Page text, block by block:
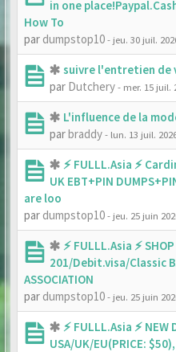
in one
How To
par dumpstop10- jeu. 30 juil.
suivre l'entretien de
par Dutchery- mer. 15 juil.
L'influence de la
parbraddy- lun. 13 juil.
⚡ FULLL.Asia ⚡
UK EBT+PIN
are loo
par dumpstop10- jeu. 25 juin
⚡ FULLL.Asia ⚡
201/Debit.visa/Classic
ASSOCIATION
par dumpstop10- jeu. 25 juin
⚡ FULLL.Asia ⚡ NEW
USA/UK/EU(PRICE: